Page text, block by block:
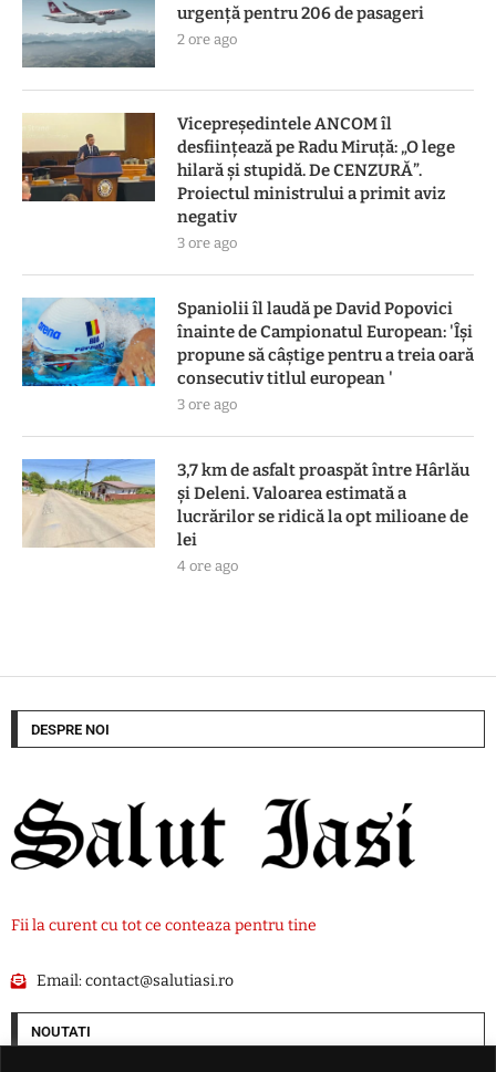
urgență pentru 206 de pasageri
2 ore ago
Vicepreședintele ANCOM îl
desființează pe Radu Miruță: „O lege
hilară și stupidă. De CENZURĂ”.
Proiectul ministrului a primit aviz
negativ
3 ore ago
Spaniolii îl laudă pe David Popovici
înainte de Campionatul European: 'Își
propune să câștige pentru a treia oară
consecutiv titlul european '
3 ore ago
3,7 km de asfalt proaspăt între Hârlău
și Deleni. Valoarea estimată a
lucrărilor se ridică la opt milioane de
lei
4 ore ago
DESPRE NOI
Fii la curent cu tot ce conteaza pentru tine
Email:contact@salutiasi.ro
NOUTATI